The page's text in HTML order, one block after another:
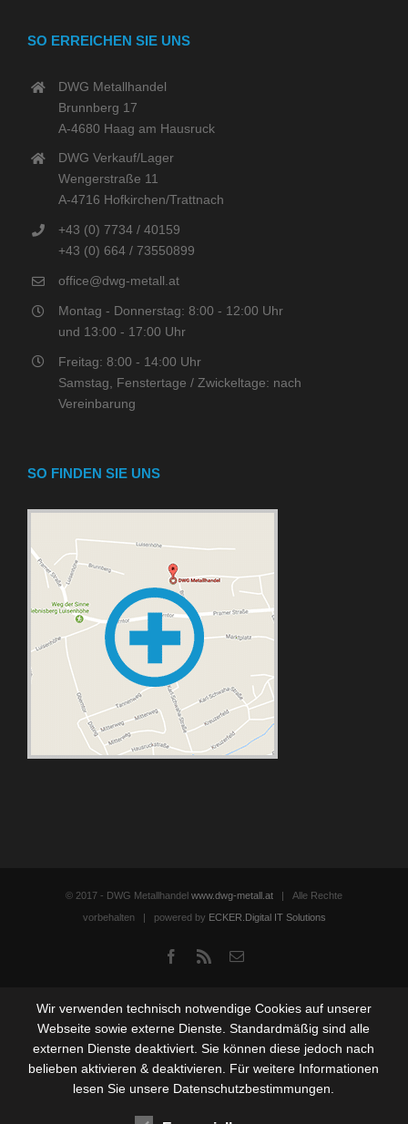
SO ERREICHEN SIE UNS
DWG Metallhandel
Brunnberg 17
A-4680 Haag am Hausruck
DWG Verkauf/Lager
Wengerstraße 11
A-4716 Hofkirchen/Trattnach
+43 (0) 7734 / 40159
+43 (0) 664 / 73550899
office@dwg-metall.at
Montag - Donnerstag: 8:00 - 12:00 Uhr
und 13:00 - 17:00 Uhr
Freitag: 8:00 - 14:00 Uhr
Samstag, Fenstertage / Zwickeltage: nach
Vereinbarung
SO FINDEN SIE UNS
© 2017 - DWG Metallhandel www.dwg-metall.at | Alle Rechte
vorbehalten | powered by ECKER.Digital IT Solutions
Facebook
Rss Email
Wir verwenden technisch notwendige Cookies auf unserer
Webseite sowie externe Dienste. Standardmäßig sind alle
externen Dienste deaktiviert. Sie können diese jedoch nach
belieben aktivieren & deaktivieren. Für weitere Informationen
lesen Sie unsere Datenschutzbestimmungen.